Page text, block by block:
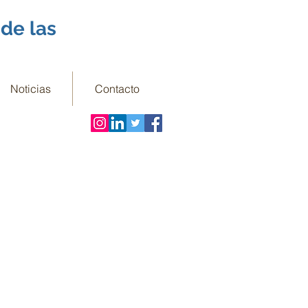
las
Noticias Contacto